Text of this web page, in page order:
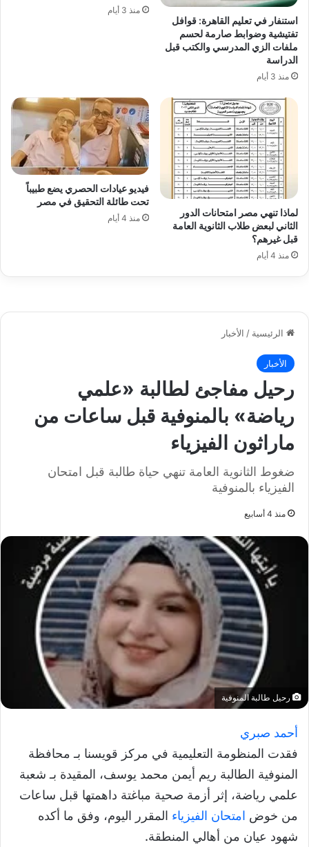
استنفار في تعليم القاهرة: قوافل
تفتيشية وضوابط صارمة لحسم
ملفات الزي المدرسي والكتب قبل
الدراسة
منذ 3 أيام
منذ 3 أيام
لماذا تنهي مصر امتحانات الدور
الثاني لبعض طلاب الثانوية العامة
قبل غيرهم؟
منذ 4 أيام
فيديو عيادات الحصري يضع طبيباً
تحت طائلة التحقيق في مصر
منذ 4 أيام